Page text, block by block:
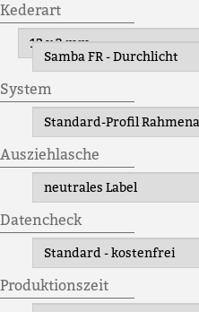
Kederart
System
Ausziehlasche
Datencheck
Produktionszeit